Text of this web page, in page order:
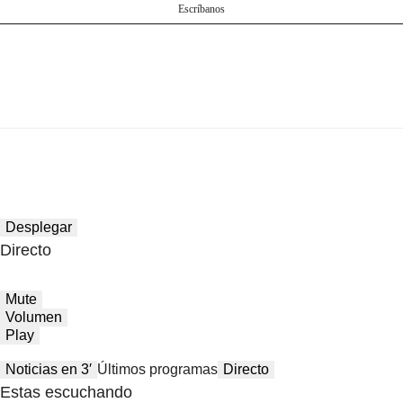
Escríbanos
Desplegar
Directo
Mute
Volumen
Play
Noticias en 3′ Últimos programas Directo
Estas escuchando